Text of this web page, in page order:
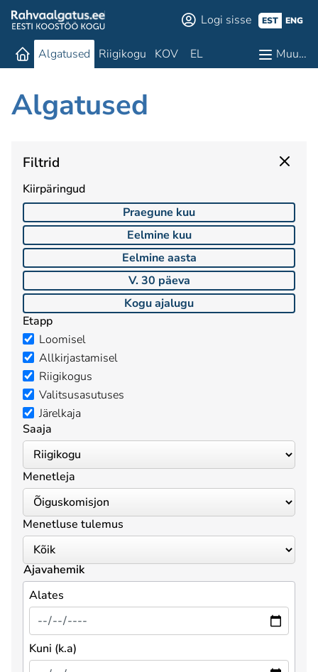
Logi sisse EST ENG
Algatused Riigikogu KOV EL Muu…
Algatused
Filtrid
Kiirpäringud
Praegune kuu
Eelmine kuu
Eelmine aasta
V. 30 päeva
Kogu ajalugu
Etapp
Loomisel
Allkirjastamisel
Riigikogus
Valitsusasutuses
Järelkaja
Saaja
Menetleja
Menetluse tulemus
Ajavahemik
Alates
Kuni (k.a)